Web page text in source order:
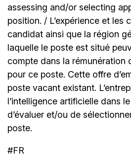
assessing and/or selecting
position. / L’expérience et les
candidat ainsi que la région
laquelle le poste est situé
compte dans la rémunération
pour ce poste. Cette offre
poste vacant existant.
l’intelligence artificielle dans
d’évaluer et/ou de
poste.
#FR